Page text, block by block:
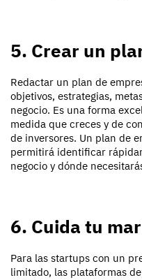
5. Crear un
Redactar un plan de
objetivos, estrategias,
negocio. Es una forma
medida que creces y de
de inversores. Un plan de
permitirá identificar
negocio y dónde
6. Cuida tu
Para las startups con un
limitado, las plataformas